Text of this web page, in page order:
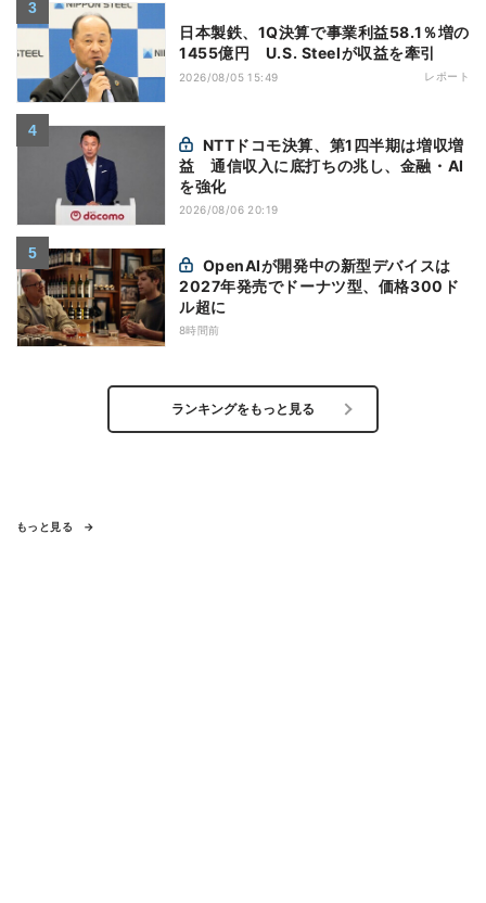
日本製鉄、1Q決算で事業利益58.1％増の
1455億円 U.S. Steelが収益を牽引
2026/08/05 15:49 レポート
益 通信収入に底打ちの兆し、金融・AI
を強化
2026/08/06 20:19
2027年発売でドーナツ型、価格300ド
ル超に
8時間前
ランキングをもっと見る
もっと見る